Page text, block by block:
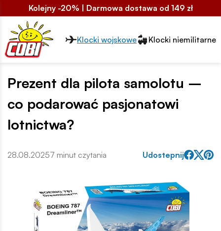
Kolejny -20% | Darmowa dostawa od 149 zł
Przełącznik segmentów2
Klocki wojskowe Klocki niemilitarne
Prezent dla pilota samolotu –
co podarować pasjonatowi
lotnictwa?
28.08.20257 minut czytania Udostepnij